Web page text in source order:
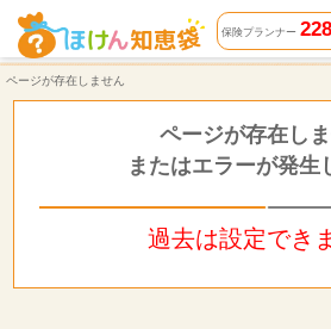
ページが存在しません | ほけん知恵袋
保険プランナー 228
ページが存在しません
ページが存在し
またはエラーが発生
過去は設定でき